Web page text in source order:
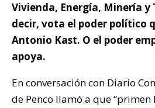
Vivienda, Energía, Minería y
decir, vota el poder político
Antonio Kast. O el poder
apoya.
En conversación con Diario
de Penco llamó a que “primen